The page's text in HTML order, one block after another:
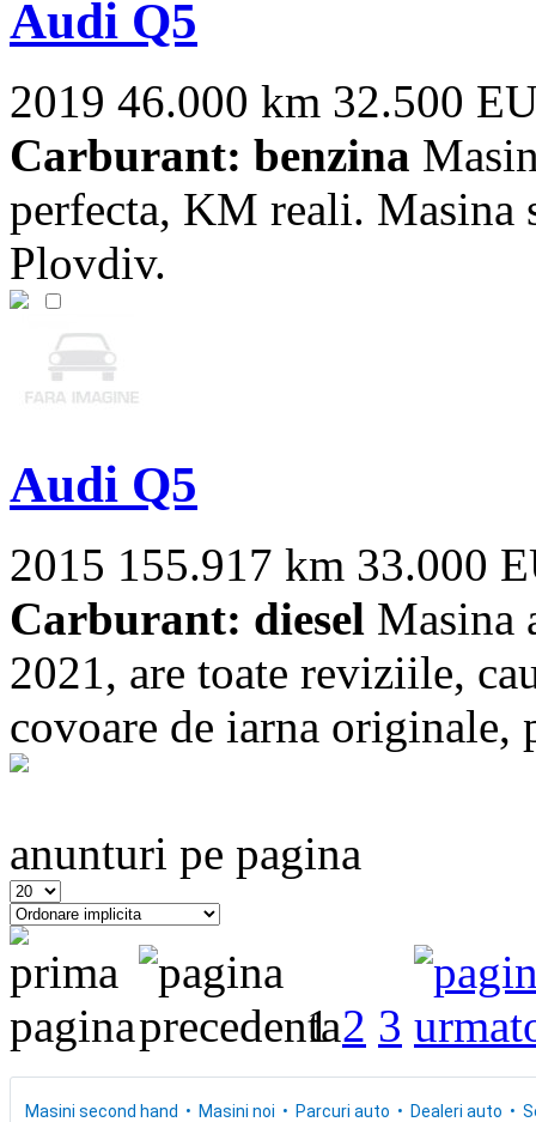
Audi Q5
2019 46.000 km 32.500
Carburant: benzina
perfecta, KM reali. Masina
Plovdiv.
Audi Q5
2015 155.917 km 33.000
Carburant: diesel Masina
2021, are toate reviziile,
covoare de iarna originale,
anunturi pe pagina
1 2 3
Masini second hand Masini noi Parcuri auto Dealeri auto